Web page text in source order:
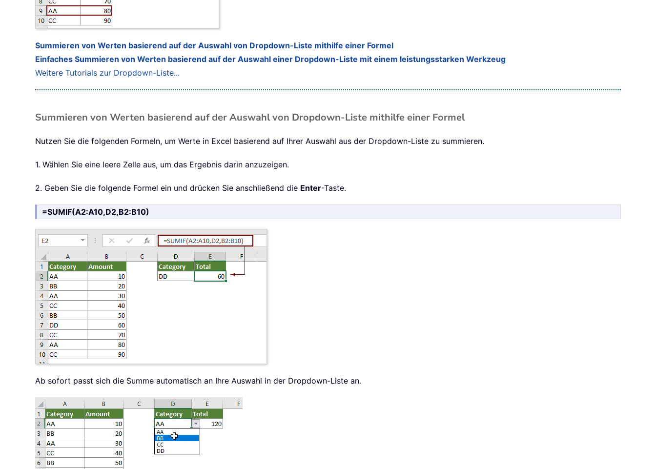
Summieren von Werten basierend auf der Auswahl von Dropdown-Liste mithilfe einer Formel
Einfaches Summieren von Werten basierend auf der Auswahl einer Dropdown-Liste mit einem leistungsstarken Werkzeug
Weitere Tutorials zur Dropdown-Liste...
Summieren von Werten basierend auf der Auswahl von Dropdown-Liste mithilfe einer Formel
Nutzen Sie die folgenden Formeln, um Werte in Excel basierend auf Ihrer Auswahl aus der Dropdown-Liste zu summieren.
1. Wählen Sie eine leere Zelle aus, um das Ergebnis darin anzuzeigen.
2. Geben Sie die folgende Formel ein und drücken Sie anschließend die Enter-Taste.
=SUMIF(A2:A10,D2,B2:B10)
Ab sofort passt sich die Summe automatisch an Ihre Auswahl in der Dropdown-Liste an.